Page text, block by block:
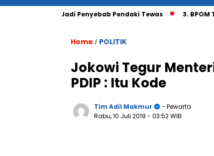
Diduga Jadi Penyebab Pendaki Tewas 3. BPOM
Home / POLITIK
Jokowi Tegur
PDIP : Itu Kode
Tim Adil Makmur
- Pewarta
Rabu, 10 Juli 2019 - 03:52 WIB